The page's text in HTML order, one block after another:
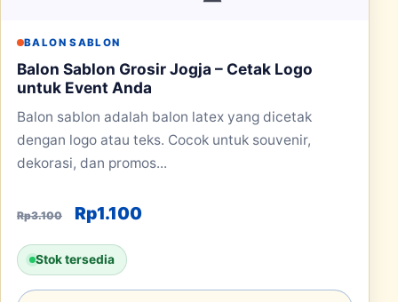
BALON SABLON
Balon Sablon Grosir Jogja – Cetak Logo
untuk Event Anda
Balon sablon adalah balon latex yang dicetak
dengan logo atau teks. Cocok untuk souvenir,
dekorasi, dan promos...
Rp3.100 Harga aslinya adalah: Rp3.100.
Rp1.100Harga saat ini adalah: Rp1.100.
Stok tersedia